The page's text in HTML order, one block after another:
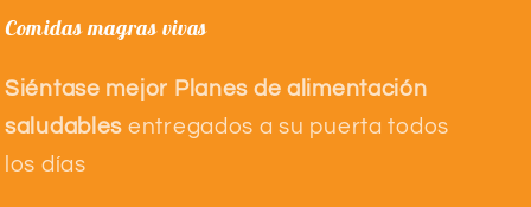
Comidas magras vivas
Siéntase mejor Planes de alimentación
saludables entregados a su puerta todos
los días